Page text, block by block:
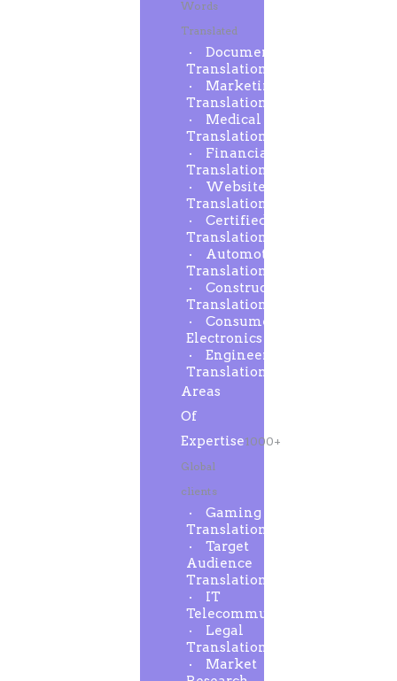
Words
Translated
Document
Translation
Marketing
Translation
Medical
Translation
Financial
Translation
Website
Translation
Certified
Translation
Automotive
Translation
Construction
Translation
Consumer
Electronics
Engineering
Translation
Areas
Of
Expertise1000+
Global
clients
Gaming
Translation
Target
Audience
Translation
IT
Telecommunication
Legal
Translation
Market